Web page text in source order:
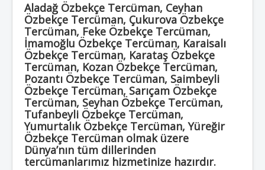
Aladağ Özbekçe Tercüman, Ceyhan
Özbekçe Tercüman, Çukurova Özbekçe
Tercüman, Feke Özbekçe Tercüman,
İmamoğlu Özbekçe Tercüman, Karaisalı
Özbekçe Tercüman, Karataş Özbekçe
Tercüman, Kozan Özbekçe Tercüman,
Pozantı Özbekçe Tercüman, Saimbeyli
Özbekçe Tercüman, Sarıçam Özbekçe
Tercüman, Seyhan Özbekçe Tercüman,
Tufanbeyli Özbekçe Tercüman,
Yumurtalık Özbekçe Tercüman, Yüreğir
Özbekçe Tercüman olmak üzere
Dünya’nın tüm dillerinden
tercümanlarımız hizmetinize hazırdır.